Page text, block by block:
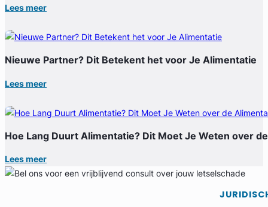
Lees meer
Nieuwe Partner? Dit Betekent het voor Je Alimentatie
Lees meer
Hoe Lang Duurt Alimentatie? Dit Moet Je Weten over
Lees meer